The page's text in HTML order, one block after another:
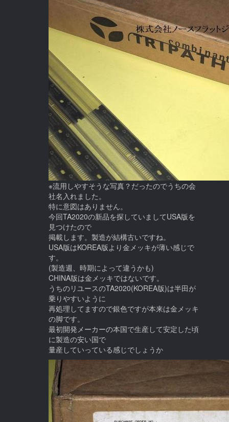
※流用しやすそうな写真？だったのでうちの会
社名入れました。
特に意図はありません。
今回TA2020の新品を探していましてUSA版を
見つけたので
掲載します。製造が結構古いですね。
USA版はKOREA版より金メッキが薄い感じで
す。
(製造週、時期によって違うかも)
CHINA版は金メッキではないです。
うちのリユースのTA2020(KOREA版)は半田が
乗りやすいように
再処理してますので銀色ですが本来は金メッキ
の脚です。
最初開発メーカーの本国で生産して安定した頃
に製造の安い国で
量産していっている感じでしょうか